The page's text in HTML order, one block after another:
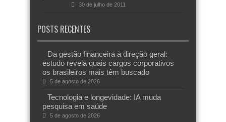
30 de julho de 2011
POSTS RECENTES
Da gestão financeira à direção geral:
estudo revela quais cargos corporativos
os brasileiros mais têm buscado
5 de agosto de 2026
Tecnologia e longevidade: IA muda
pesquisa em saúde
5 de agosto de 2026